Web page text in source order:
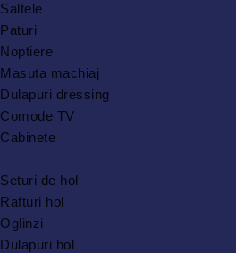
Saltele
Paturi
Noptiere
Masuta machiaj
Dulapuri dressing
Comode TV
Cabinete
Seturi de hol
Rafturi hol
Oglinzi
Dulapuri hol